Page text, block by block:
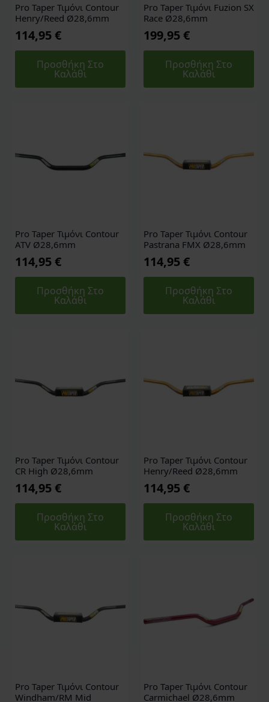
Pro Taper Τιμόνι Contour
Henry/Reed Ø28,6mm
114,95 €
Προσθήκη Στο
Καλάθι
Pro Taper Τιμόνι Fuzion SX
Race Ø28,6mm
199,95 €
Προσθήκη Στο
Καλάθι
Pro Taper Τιμόνι Contour
ATV Ø28,6mm
114,95 €
Προσθήκη Στο
Καλάθι
Pro Taper Τιμόνι Contour
Pastrana FMX Ø28,6mm
114,95 €
Προσθήκη Στο
Καλάθι
Pro Taper Τιμόνι Contour
CR High Ø28,6mm
114,95 €
Προσθήκη Στο
Καλάθι
Pro Taper Τιμόνι Contour
Henry/Reed Ø28,6mm
114,95 €
Προσθήκη Στο
Καλάθι
Pro Taper Τιμόνι Contour
Windham/RM Mid
Pro Taper Τιμόνι Contour
Carmichael Ø28,6mm